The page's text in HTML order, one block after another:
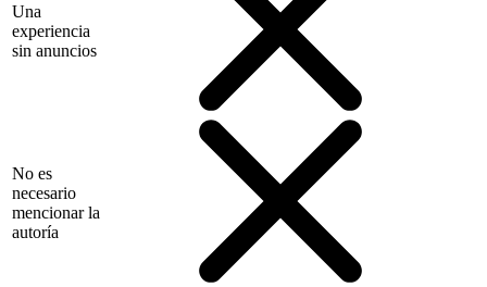
Una
experiencia
sin anuncios
No es
necesario
mencionar la
autoría